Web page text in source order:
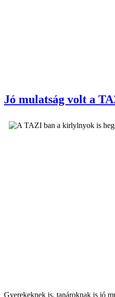
Jó mulatság volt a
Gyerekeknek is, tanároknak is jó